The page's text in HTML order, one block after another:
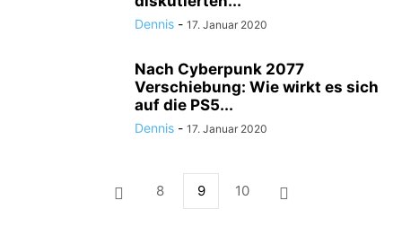
Dennis - 17. Januar 2020
Nach Cyberpunk 2077
Verschiebung: Wie wirkt es sich
auf die PS5...
Dennis - 17. Januar 2020
8 9 10